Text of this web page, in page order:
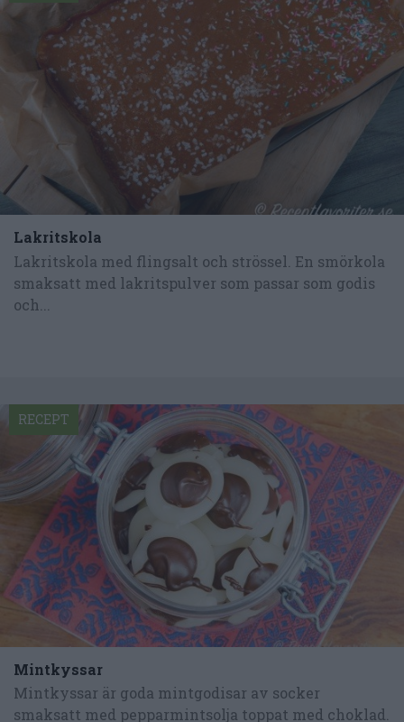
Lakritskola
Lakritskola med flingsalt och strössel. En smörkola
smaksatt med lakritspulver som passar som godis
och...
Mintkyssar
Mintkyssar är goda mintgodisar av socker
smaksatt med pepparmintsolja toppat med choklad.
RECEPT